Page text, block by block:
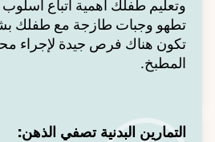
وتعليم طفلك أهمية اتباع أسلوب
تطهو وجبات طازجة مع طفلك
تكون هناك فرص جيدة لإجراء
المطبخ.
التمارين البدنية تصفي الذهن: